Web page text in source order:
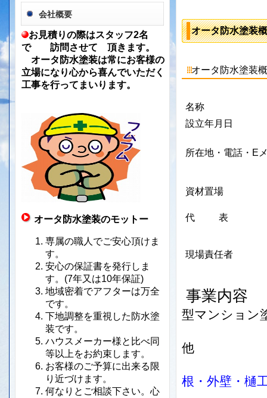
オータ防水塗装
オータ防水塗装
名称
設立年月日
所在地・電話・E
資材置場
代 表
現場責任者
事
型マンション
他
根・外壁・樋
会社概要
お見積りの際はスタッフ2名
で 訪問させて 頂きます。
オータ防水塗装は常にお客様の
立場になり心から喜んでいただく
工事を行ってまいります。
オータ防水塗装のモットー
専属の職人でご安心頂けま
す。
安心の保証書を発行しま
す。(7年又は10年保証)
地域密着でアフターは万全
です。
下地調整を重視した防水塗
装です。
ハウスメーカー様と比べ同
等以上をお約束します。
お客様のご予算に出来る限
り近づけます。
何なりとご相談下さい。心